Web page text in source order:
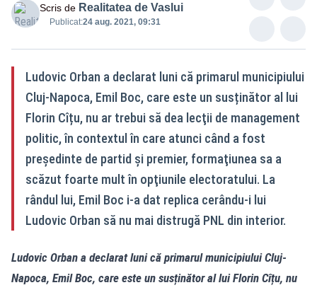
Scris de Realitatea de Vaslui
Publicat:24 aug. 2021, 09:31
Ludovic Orban a declarat luni că primarul municipiului
Cluj-Napoca, Emil Boc, care este un susținător al lui
Florin Cîțu, nu ar trebui să dea lecţii de management
politic, în contextul în care atunci când a fost
preşedinte de partid şi premier, formaţiunea sa a
scăzut foarte mult în opţiunile electoratului. La
rândul lui, Emil Boc i-a dat replica cerându-i lui
Ludovic Orban să nu mai distrugă PNL din interior.
Ludovic Orban a declarat luni că primarul municipiului Cluj-
Napoca, Emil Boc, care este un susținător al lui Florin Cîțu, nu